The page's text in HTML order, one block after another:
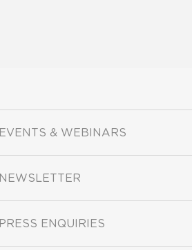
EVENTS & WEBINARS
NEWSLETTER
PRESS ENQUIRIES